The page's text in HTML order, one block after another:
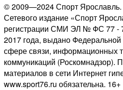
© 2009—2024 Спорт
Сетевого издание «Спорт
регистрации СМИ ЭЛ № ФС 77 -
2017 года, выдано
сфере связи, информационных
коммуникаций (Роскомнадзор).
материалов в сети Интернет
www.sport76.ru обязательна. 16+